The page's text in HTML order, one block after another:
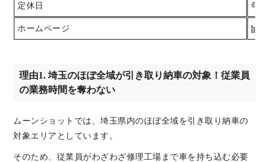
定休日 年
ホームページ
理由1. 埼玉のほぼ全域が引き取り納車の対象！従業員
の業務時間を奪わない
ムーンショットでは、埼玉県内のほぼ全域を引き取り納車の
対象エリアとしています。
そのため、従業員がわざわざ修理工場まで車を持ち込む必要